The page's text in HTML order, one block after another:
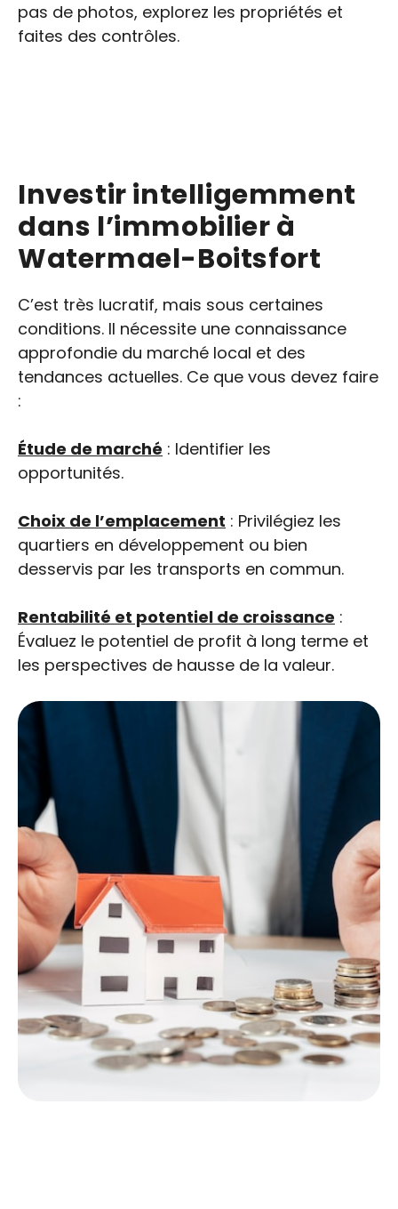
pas de photos, explorez les propriétés et
faites des contrôles.
Investir intelligemment
dans l’immobilier à
Watermael-Boitsfort
C’est très lucratif, mais sous certaines
conditions. Il nécessite une connaissance
approfondie du marché local et des
tendances actuelles. Ce que vous devez faire
:
Étude de marché : Identifier les
opportunités.
Choix de l’emplacement : Privilégiez les
quartiers en développement ou bien
desservis par les transports en commun.
Rentabilité et potentiel de croissance :
Évaluez le potentiel de profit à long terme et
les perspectives de hausse de la valeur.